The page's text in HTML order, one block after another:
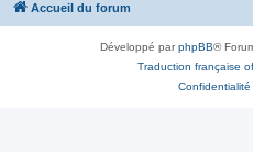
Accueil du forum
Développé parphpBB®
Traduction française
Confidentialité